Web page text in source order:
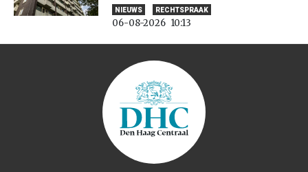
NIEUWS RECHTSPRAAK
06-08-2026 10:13